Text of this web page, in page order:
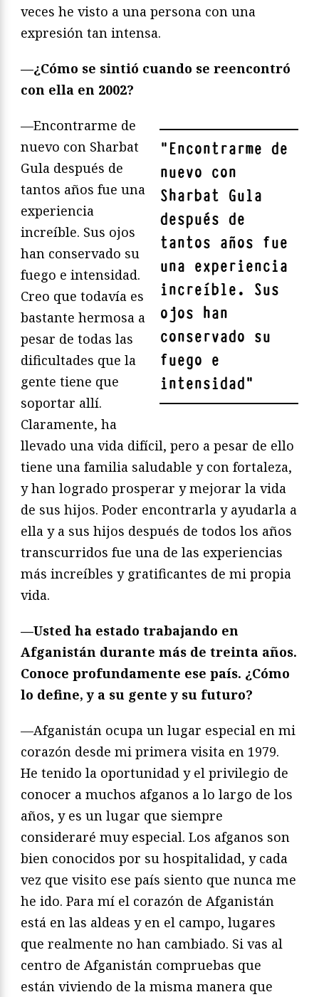
veces he visto a una persona con una
expresión tan intensa.
—¿Cómo se sintió cuando se reencontró
con ella en 2002?
"Encontrarme de
nuevo con
Sharbat Gula
después de
tantos años fue
una experiencia
increíble. Sus
ojos han
conservado su
fuego e
intensidad"
—Encontrarme de
nuevo con Sharbat
Gula después de
tantos años fue una
experiencia
increíble. Sus ojos
han conservado su
fuego e intensidad.
Creo que todavía es
bastante hermosa a
pesar de todas las
dificultades que la
gente tiene que
soportar allí.
Claramente, ha
llevado una vida difícil, pero a pesar de ello
tiene una familia saludable y con fortaleza,
y han logrado prosperar y mejorar la vida
de sus hijos. Poder encontrarla y ayudarla a
ella y a sus hijos después de todos los años
transcurridos fue una de las experiencias
más increíbles y gratificantes de mi propia
vida.
—Usted ha estado trabajando en
Afganistán durante más de treinta años.
Conoce profundamente ese país. ¿Cómo
lo define, y a su gente y su futuro?
—Afganistán ocupa un lugar especial en mi
corazón desde mi primera visita en 1979.
He tenido la oportunidad y el privilegio de
conocer a muchos afganos a lo largo de los
años, y es un lugar que siempre
consideraré muy especial. Los afganos son
bien conocidos por su hospitalidad, y cada
vez que visito ese país siento que nunca me
he ido. Para mí el corazón de Afganistán
está en las aldeas y en el campo, lugares
que realmente no han cambiado. Si vas al
centro de Afganistán compruebas que
están viviendo de la misma manera que